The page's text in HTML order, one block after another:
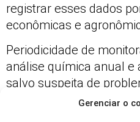
Gerenciar o
registrar esses dados
econômicas e
Periodicidade de
análise química anual e
salvo suspeita de
checagem imediata.